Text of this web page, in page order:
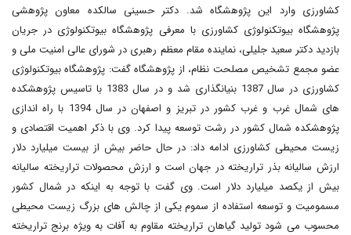
کشاورزی وارد این پژوهشگاه شد. دکتر حسینی سالکده معاون پژوهشی
پژوهشگاه بیوتکنولوژی کشاورزی با معرفی پژوهشگاه بیوتکنولوژی در جریان
بازدید دکتر سعید جلیلی، نماینده مقام معظم رهبری در شورای عالی امنیت ملی و
عضو مجمع تشخیص مصلحت نظام، از پژوهشگاه گفت: پژوهشگاه بیوتکنولوژی
کشاورزی در سال 1387 بنیانگذاری شد و در سال 1383 با تاسیس پژوهشکده
های شمال غرب و غرب کشور در تبریز و اصفهان در سال 1394 با راه اندازی
پژوهشکده شمال کشور در رشت توسعه پیدا کرد. وی با ذکر اهمیت اقتصادی و
زیست محیطی کشاورزی ادامه داد: در حال حاضر بیش از بیست میلیارد دلار
ارزش سالیانه بذر تراریخته در جهان است و ارزش محصولات تراریخته سالیانه
بیش از یکصد میلیارد دلار است. وی گفت با توجه به اینکه در شمال کشور
مسمومیت و توسعه استفاده از سموم یکی از چالش های بزرگ زیست محیطی
محسوب می شود تولید گیاهان تراریخته مقاوم به آفات به ویژه برنج تراریخته